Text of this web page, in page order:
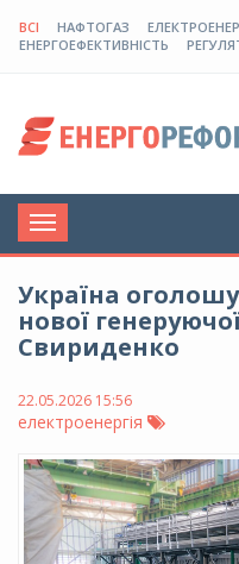
ВСІ НАФТОГАЗ
ЕНЕРГОЕФЕКТИВНІСТЬ
Toggle
navigation
Україна
нової
Свириденко
22.05.2026 15:56
електроенергія